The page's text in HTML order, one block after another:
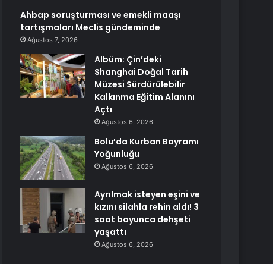
Ahbap soruşturması ve emekli maaşı
tartışmaları Meclis gündeminde
Ağustos 7, 2026
Albüm: Çin’deki
Shanghai Doğal Tarih
Müzesi Sürdürülebilir
Kalkınma Eğitim Alanını
Açtı
Ağustos 6, 2026
Bolu’da Kurban Bayramı
Yoğunluğu
Ağustos 6, 2026
Ayrılmak isteyen eşini ve
kızını silahla rehin aldı! 3
saat boyunca dehşeti
yaşattı
Ağustos 6, 2026